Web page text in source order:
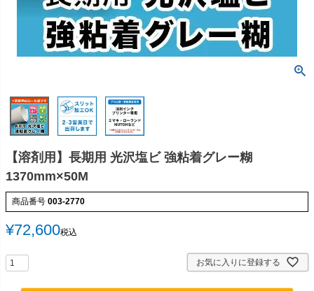
【溶剤用】長期用 光沢塩ビ 強粘着グレー糊
1370mm×50M
商品番号 003-2770
¥72,600税込
お気に入りに登録する